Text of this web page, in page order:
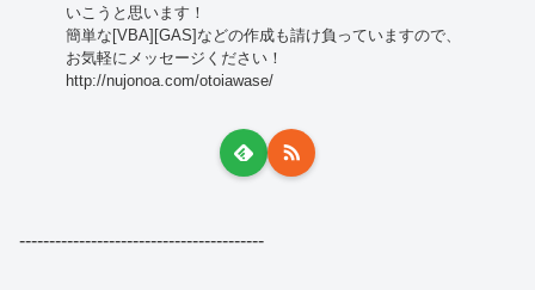
いこうと思います！
簡単な[VBA][GAS]などの作成も請け負っていますので、
お気軽にメッセージください！
http://nujonoa.com/otoiawase/
-----------------------------------------